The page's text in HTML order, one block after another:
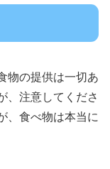
物の提供は一切あ
、注意してくださ
、食べ物は本当に